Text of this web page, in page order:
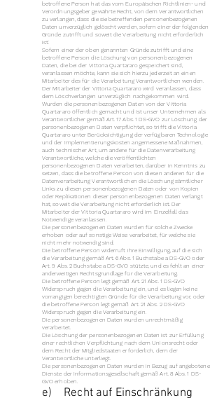
betroffene Person hat das vom Europäischen Richtlinien- und
Verordnungsgeber gewährte Recht, von dem Verantwortlichen
zu verlangen, dass die sie betreffenden personenbezogenen
Daten unverzüglich gelöscht werden, sofern einer der folgenden
Gründe zutrifft und soweit die Verarbeitung nicht erforderlich
ist:
Sofern einer der oben genannten Gründe zutrifft und eine
betroffene Person die Löschung von personenbezogenen
Daten, die bei der Vittoria Quartararo gespeichert sind,
veranlassen möchte, kann sie sich hierzu jederzeit an einen
Mitarbeiter des für die Verarbeitung Verantwortlichen wenden.
Der Mitarbeiter der Vittoria Quartararo wird veranlassen, dass
dem Löschverlangen unverzüglich nachgekommen wird.
Wurden die personenbezogenen Daten von der Vittoria
Quartararo öffentlich gemacht und ist unser Unternehmen als
Verantwortlicher gemäß Art. 17 Abs. 1 DS-GVO zur Löschung der
personenbezogenen Daten verpflichtet, so trifft die Vittoria
Quartararo unter Berücksichtigung der verfügbaren Technologie
und der Implementierungskosten angemessene Maßnahmen,
auch technischer Art, um andere für die Datenverarbeitung
Verantwortliche, welche die veröffentlichten
personenbezogenen Daten verarbeiten, darüber in Kenntnis zu
setzen, dass die betroffene Person von diesen anderen für die
Datenverarbeitung Verantwortlichen die Löschung sämtlicher
Links zu diesen personenbezogenen Daten oder von Kopien
oder Replikationen dieser personenbezogenen Daten verlangt
hat, soweit die Verarbeitung nicht erforderlich ist. Der
Mitarbeiter der Vittoria Quartararo wird im Einzelfall das
Notwendige veranlassen.
Die personenbezogenen Daten wurden für solche Zwecke
erhoben oder auf sonstige Weise verarbeitet, für welche sie
nicht mehr notwendig sind.
Die betroffene Person widerruft ihre Einwilligung, auf die sich
die Verarbeitung gemäß Art. 6 Abs. 1 Buchstabe a DS-GVO oder
Art. 9 Abs. 2 Buchstabe a DS-GVO stützte, und es fehlt an einer
anderweitigen Rechtsgrundlage für die Verarbeitung.
Die betroffene Person legt gemäß Art. 21 Abs. 1 DS-GVO
Widerspruch gegen die Verarbeitung ein, und es liegen keine
vorrangigen berechtigten Gründe für die Verarbeitung vor, oder
die betroffene Person legt gemäß Art. 21 Abs. 2 DS-GVO
Widerspruch gegen die Verarbeitung ein.
Die personenbezogenen Daten wurden unrechtmäßig
verarbeitet.
Die Löschung der personenbezogenen Daten ist zur Erfüllung
einer rechtlichen Verpflichtung nach dem Unionsrecht oder
dem Recht der Mitgliedstaaten erforderlich, dem der
Verantwortliche unterliegt.
Die personenbezogenen Daten wurden in Bezug auf angebotene
Dienste der Informationsgesellschaft gemäß Art. 8 Abs. 1 DS-
GVO erhoben.
e) Recht auf Einschränkung